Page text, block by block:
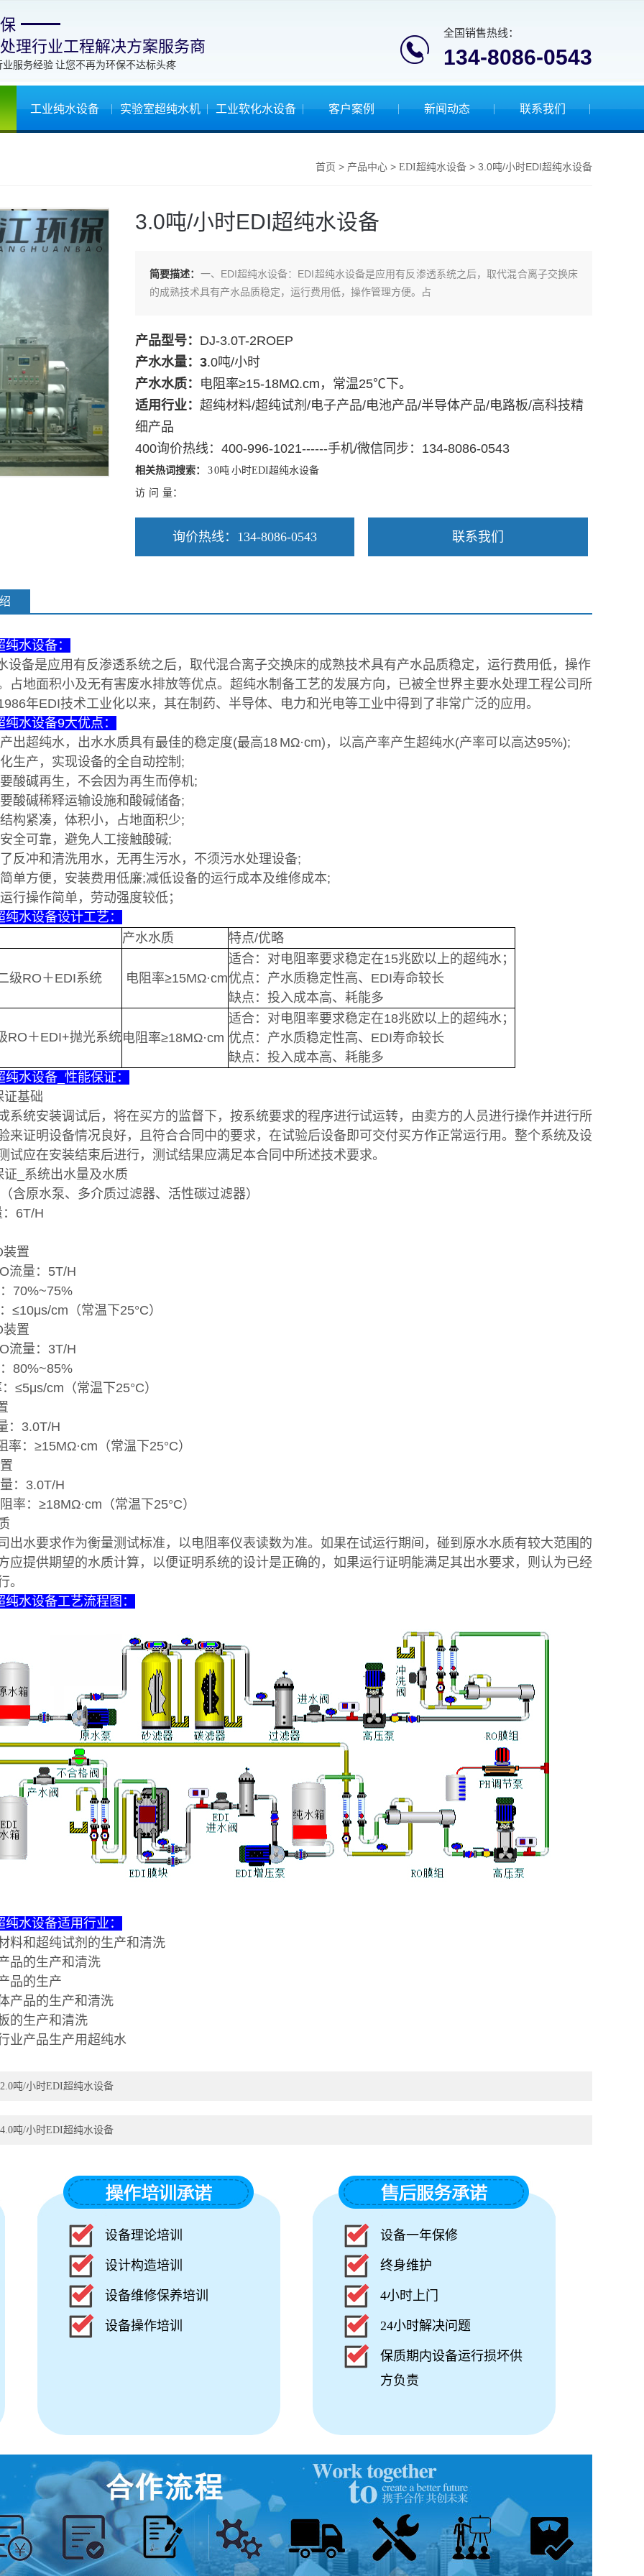
理行业工程解决方案服务商
服务经验 让您不再为环保不达标头疼
全国销售热线：
134-8086-0543
工业纯水设备 实验室超纯水机 工业软化水设备 客户案例 新闻动态 联系我们
首页 > 产品中心 > EDI超纯水设备 > 3.0吨/小时EDI超纯水设备
3.0吨/小时EDI超纯水设备
简要描述： 一、EDI超纯水设备：EDI超纯水设备是应用有反渗透系统之后，取代混合离子交换床
的成熟技术具有产水品质稳定，运行费用低，操作管理方便。占
产品型号： DJ-3.0T-2ROEP
产水水量：3.0吨/小时
产水水质： 电阻率≥15-18MΩ.cm，常温25℃下。
适用行业： 超纯材料/超纯试剂/电子产品/电池产品/半导体产品/电路板/高科技精
细产品
400询价热线：400-996-1021------手机/微信同步：134-8086-0543
相关热词搜索： 30吨 小时EDI超纯水设备
访 问 量：
询价热线：134-8086-0543 联系我们
水设备：
设备是应用有反渗透系统之后，取代混合离子交换床的成熟技术具有产水品质稳定，运行费用低，操作
占地面积小及无有害废水排放等优点。超纯水制备工艺的发展方向，已被全世界主要水处理工程公司所
年EDI技术工业化以来，其在制药、半导体、电力和光电等工业中得到了非常广泛的应用。
纯水设备9大优点：
出超纯水，出水水质具有最佳的稳定度(最高18 MΩ·cm)，以高产率产生超纯水(产率可以高达95%);
生产，实现设备的全自动控制;
酸碱再生，不会因为再生而停机;
酸碱稀释运输设施和酸碱储备;
构紧凑，体积小，占地面积少;
全可靠，避免人工接触酸碱;
反冲和清洗用水，无再生污水，不须污水处理设备;
单方便，安装费用低廉;减低设备的运行成本及维修成本;
行操作简单，劳动强度较低；
水设备设计工艺：
产水水质
特点/优略
级RO＋EDI系统 电阻率≥15MΩ·cm
适合：对电阻率要求稳定在15兆欧以上的超纯水；
优点：产水质稳定性高、EDI寿命较长
缺点：投入成本高、耗能多
RO＋EDI+抛光系统电阻率≥18MΩ·cm
适合：对电阻率要求稳定在18兆欧以上的超纯水；
优点：产水质稳定性高、EDI寿命较长
缺点：投入成本高、耗能多
水设备_性能保证：
证基础
系统安装调试后，将在买方的监督下，按系统要求的程序进行试运转，由卖方的人员进行操作并进行所
来证明设备情况良好，且符合合同中的要求，在试验后设备即可交付买方作正常运行用。整个系统及设
试应在安装结束后进行，测试结果应满足本合同中所述技术要求。
证_系统出水量及水质
含原水泵、多介质过滤器、活性碳过滤器）
6T/H
置
流量：5T/H
70%~75%
≤10μs/cm（常温下25°C）
置
流量：3T/H
80%~85%
≤5μs/cm（常温下25°C）
：3.0T/H
率：≥15MΩ·cm（常温下25°C）
：3.0T/H
率：≥18MΩ·cm（常温下25°C）
出水要求作为衡量测试标准，以电阻率仪表读数为准。如果在试运行期间，碰到原水水质有较大范围的
应提供期望的水质计算，以便证明系统的设计是正确的，如果运行证明能满足其出水要求，则认为已经
。
水设备工艺流程图：
水设备适用行业：
料和超纯试剂的生产和清洗
品的生产和清洗
品的生产
产品的生产和清洗
的生产和清洗
业产品生产用超纯水
2.0吨/小时EDI超纯水设备
4.0吨/小时EDI超纯水设备
设备理论培训
设计构造培训
设备维修保养培训
设备操作培训
设备一年保修
终身维护
4小时上门
24小时解决问题
保质期内设备运行损坏供
方负责